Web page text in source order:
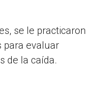
se le practicaron
para evaluar
de la caída.